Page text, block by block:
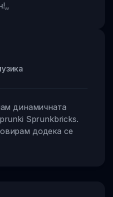
,,
динамичната
Sprunkbricks.
додека се